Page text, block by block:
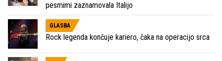
pesmimi zaznamovala Italijo
GLASBA
Rock legenda končuje kariero, čaka na operacijo srca